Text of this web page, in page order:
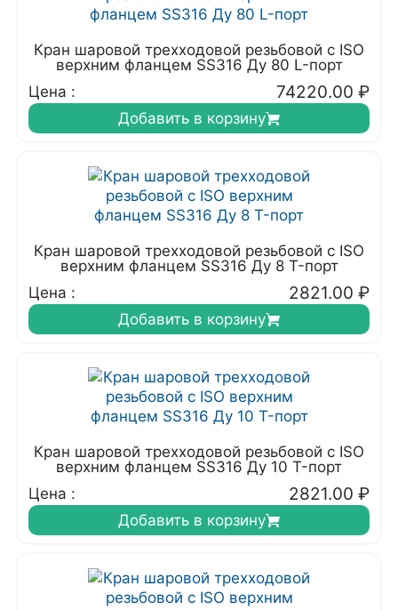
Кран шаровой трехходовой резьбовой с ISO
верхним фланцем SS316 Ду 80 L-порт
Цена :
74220.00 ₽
Добавить в корзину
Кран шаровой трехходовой резьбовой с ISO
верхним фланцем SS316 Ду 8 T-порт
Цена :
2821.00 ₽
Добавить в корзину
Кран шаровой трехходовой резьбовой с ISO
верхним фланцем SS316 Ду 10 T-порт
Цена :
2821.00 ₽
Добавить в корзину